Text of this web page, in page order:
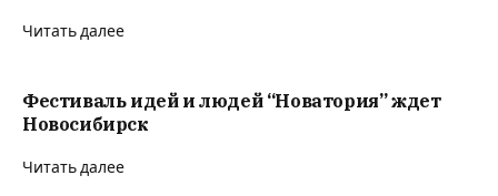
Читать далее
Фестиваль идей и людей “Новатория” ждет
Новосибирск
Читать далее